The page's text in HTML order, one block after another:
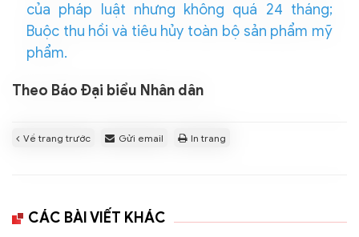
của pháp luật nhưng không quá 24 tháng;
Buộc thu hồi và tiêu hủy toàn bộ sản phẩm mỹ
phẩm.
Theo Báo Đại biểu Nhân dân
Về trang trước Gửi email In trang
CÁC BÀI VIẾT KHÁC